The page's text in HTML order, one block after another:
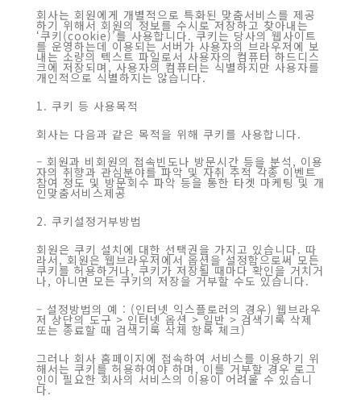
회사는 회원에게 개별적으로 특화된 맞춤서비스를 제공
하기 위해서 회원의 정보를 수시로 저장하고 찾아내는
‘쿠키(cookie)’를 사용합니다. 쿠키는 당사의 웹사이트
를 운영하는데 이용되는 서버가 사용자의 브라우저에 보
내는 소량의 텍스트 파일로서 사용자의 컴퓨터 하드디스
크에 저장되며, 사용자의 컴퓨터는 식별하지만 사용자를
개인적으로 식별하지는 않습니다.
1. 쿠키 등 사용목적
회사는 다음과 같은 목적을 위해 쿠키를 사용합니다.
– 회원과 비회원의 접속빈도나 방문시간 등을 분석, 이용
자의 취향과 관심분야를 파악 및 자취 추적 각종 이벤트
참여 정도 및 방문회수 파악 등을 통한 타겟 마케팅 및 개
인맞춤서비스제공
2. 쿠키설정거부방법
회원은 쿠키 설치에 대한 선택권을 가지고 있습니다. 따
라서, 회원은 웹브라우저에서 옵션을 설정함으로써 모든
쿠키를 허용하거나, 쿠키가 저장될 때마다 확인을 거치거
나, 아니면 모든 쿠키의 저장을 거부할 수도 있습니다.
– 설정방법의 예 : (인터넷 익스플로러의 경우) 웹브라우
저 상단의 도구 > 인터넷 옵션 > 일반 > 검색기록 삭제
또는 종료할 때 검색기록 삭제 항목 체크)
그러나 회사 홈페이지에 접속하여 서비스를 이용하기 위
해서는 쿠키를 허용하여야 하며, 이를 거부할 경우 로그
인이 필요한 회사의 서비스의 이용이 어려울 수 있습니
다.